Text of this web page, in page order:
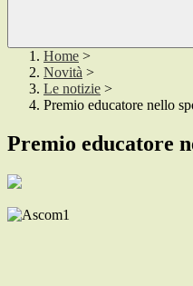
Home >
Novità >
Le notizie >
Premio educatore nello
Premio educatore